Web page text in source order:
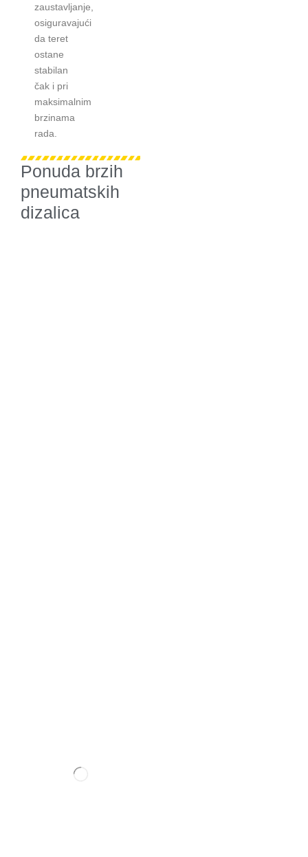
zaustavljanje,
osiguravajući
da teret
ostane
stabilan
čak i pri
maksimalnim
brzinama
rada.
Ponuda brzih
pneumatskih
dizalica